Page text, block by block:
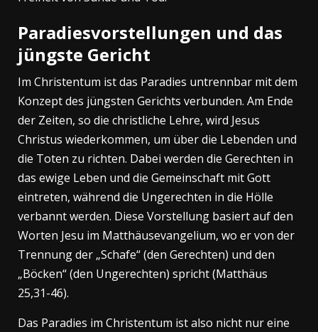
Paradiesvorstellungen und das
jüngste Gericht
Im Christentum ist das Paradies untrennbar mit dem
Konzept des jüngsten Gerichts verbunden. Am Ende
der Zeiten, so die christliche Lehre, wird Jesus
Christus wiederkommen, um über die Lebenden und
die Toten zu richten. Dabei werden die Gerechten in
das ewige Leben und die Gemeinschaft mit Gott
eintreten, während die Ungerechten in die Hölle
verbannt werden. Diese Vorstellung basiert auf den
Worten Jesu im Matthäusevangelium, wo er von der
Trennung der „Schafe“ (den Gerechten) und den
„Böcken“ (den Ungerechten) spricht (Matthäus
25,31-46).
Das Paradies im Christentum ist also nicht nur eine